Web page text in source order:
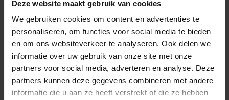
Deze website maakt gebruik van cookies
We gebruiken cookies om content en advertenties te
personaliseren, om functies voor social media te bieden
en om ons websiteverkeer te analyseren. Ook delen we
informatie over uw gebruik van onze site met onze
partners voor social media, adverteren en analyse. Deze
partners kunnen deze gegevens combineren met andere
informatie die u aan ze heeft verstrekt of die ze hebben
Terug naar vorige pagina
Dé specialist podiumtechniek; van schets naar uitvoering
Kleine Tocht 32 1507 CA
Zaandam
+ 31 85 40 15 92 9